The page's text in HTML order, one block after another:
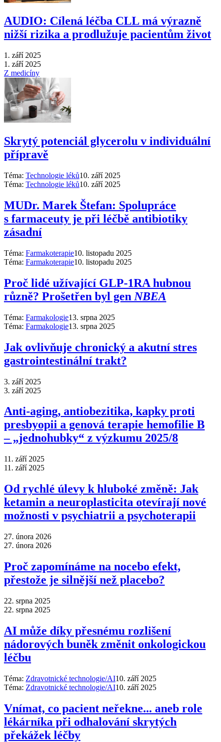
AUDIO: Cílená léčba CLL má výrazně
nižší rizika a prodlužuje pacientům život
1. září 2025
1. září 2025
Z medicíny
Skrytý potenciál glycerolu v individuální
přípravě
Téma: Technologie léků10. září 2025
Téma: Technologie léků10. září 2025
MUDr. Marek Štefan: Spolupráce
s farmaceuty je při léčbě antibiotiky
zásadní
Téma: Farmakoterapie10. listopadu 2025
Téma: Farmakoterapie10. listopadu 2025
Proč lidé užívající GLP-1RA hubnou
různě? Prošetřen byl gen NBEA
Téma: Farmakologie13. srpna 2025
Téma: Farmakologie13. srpna 2025
Jak ovlivňuje chronický a akutní stres
gastrointestinální trakt?
3. září 2025
3. září 2025
Anti‑aging, antiobezitika, kapky proti
presbyopii a genová terapie hemofilie B
–⁠ „jednohubky“ z výzkumu 2025/8
11. září 2025
11. září 2025
Od rychlé úlevy k hluboké změně: Jak
ketamin a neuroplasticita otevírají nové
možnosti v psychiatrii a psychoterapii
27. února 2026
27. února 2026
Proč zapomínáme na nocebo efekt,
přestože je silnější než placebo?
22. srpna 2025
22. srpna 2025
AI může díky přesnému rozlišení
nádorových buněk změnit onkologickou
léčbu
Téma: Zdravotnické technologie/AI10. září 2025
Téma: Zdravotnické technologie/AI10. září 2025
Vnímat, co pacient neřekne... aneb role
lékárníka při odhalování skrytých
překážek léčby